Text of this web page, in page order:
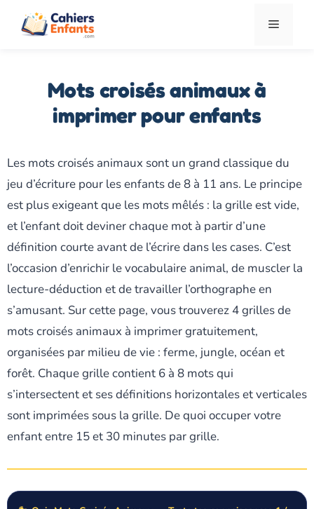
Menu
Mots croisés animaux à
imprimer pour enfants
Les mots croisés animaux sont un grand classique du
jeu d’écriture pour les enfants de 8 à 11 ans. Le principe
est plus exigeant que les mots mêlés : la grille est vide,
et l’enfant doit deviner chaque mot à partir d’une
définition courte avant de l’écrire dans les cases. C’est
l’occasion d’enrichir le vocabulaire animal, de muscler la
lecture-déduction et de travailler l’orthographe en
s’amusant. Sur cette page, vous trouverez 4 grilles de
mots croisés animaux à imprimer gratuitement,
organisées par milieu de vie : ferme, jungle, océan et
forêt. Chaque grille contient 6 à 8 mots qui
s’intersectent et ses définitions horizontales et verticales
sont imprimées sous la grille. De quoi occuper votre
enfant entre 15 et 30 minutes par grille.